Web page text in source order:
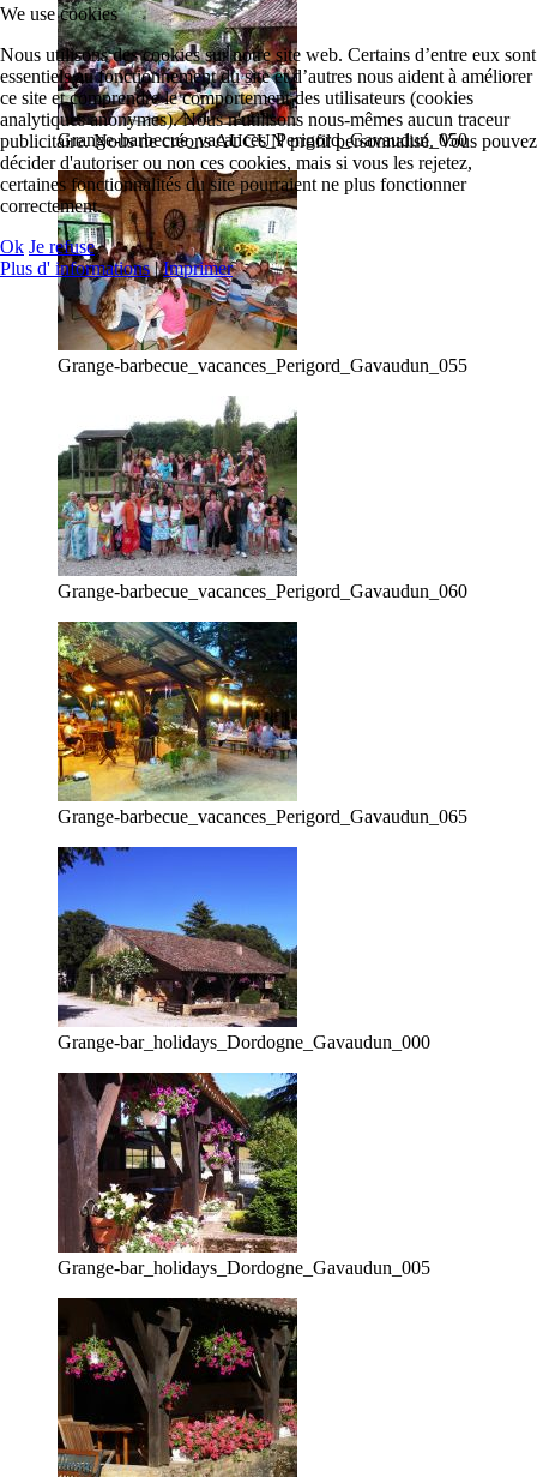
Grange-barbecue_vacances_Perigord_Gavaudun_050
Grange-barbecue_vacances_Perigord_Gavaudun_055
Grange-barbecue_vacances_Perigord_Gavaudun_060
Grange-barbecue_vacances_Perigord_Gavaudun_065
Grange-bar_holidays_Dordogne_Gavaudun_000
Grange-bar_holidays_Dordogne_Gavaudun_005
We use cookies
Nous utilisons des cookies sur notre site web. Certains d’entre eux sont
essentiels au fonctionnement du site et d’autres nous aident à améliorer
ce site et comprendre le comportement des utilisateurs (cookies
analytiques anonymes). Nous n'utilisons nous-mêmes aucun traceur
publicitaire. Nous ne créons AUCUN profil personnalisé. Vous pouvez
décider d'autoriser ou non ces cookies, mais si vous les rejetez,
certaines fonctionnalités du site pourraient ne plus fonctionner
correctement.
Ok Je refuse
Plus d' informations|Imprimer